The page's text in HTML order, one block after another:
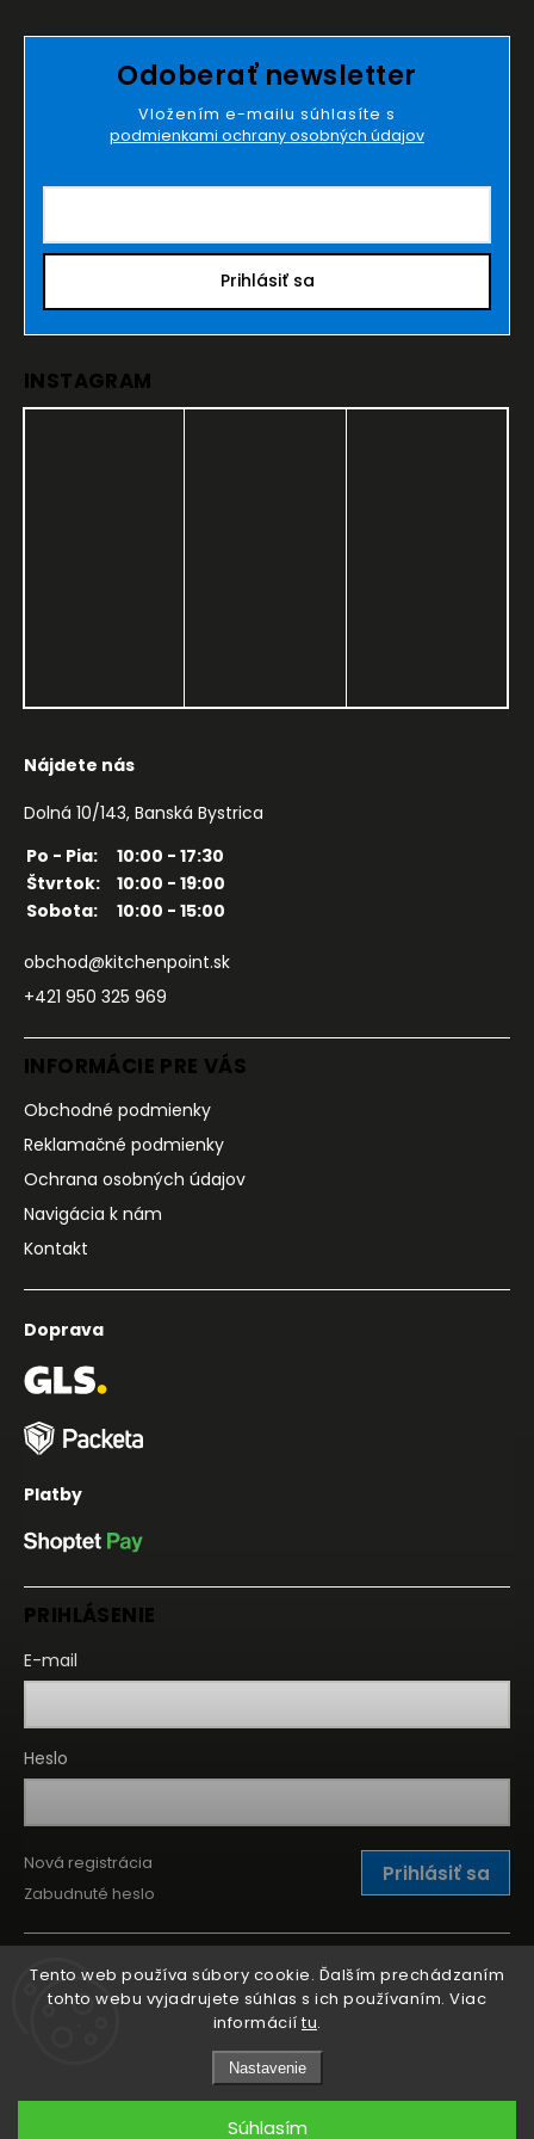
Tento web používa súbory cookie. Ďalším prechádzaním
tohto webu vyjadrujete súhlas s ich používaním. Viac
informácií tu.
Nastavenie
Súhlasím
Odoberať newsletter
Vložením e-mailu súhlasíte s
podmienkami ochrany osobných údajov
Prihlásiť sa
INSTAGRAM
Nájdete nás
Dolná 10/143, Banská Bystrica
Po - Pia:
10:00 - 17:30
Štvrtok:
10:00 - 19:00
Sobota:
10:00 - 15:00
obchod@kitchenpoint.sk
+421 950 325 969
INFORMÁCIE PRE VÁS
Obchodné podmienky
Reklamačné podmienky
Ochrana osobných údajov
Navigácia k nám
Kontakt
Doprava
Platby
PRIHLÁSENIE
E-mail
Heslo
Prihlásiť sa
Nová registrácia
Zabudnuté heslo